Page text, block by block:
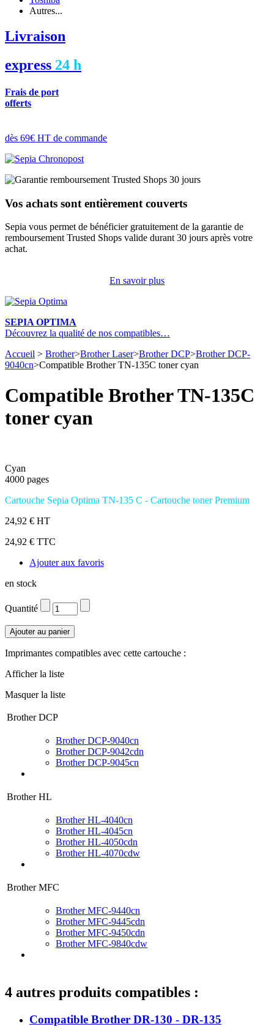
Autres...
Livraison
express 24 h
Frais de port
offerts
dès 69€ HT de commande
Vos achats sont entièrement couverts
Sepia vous permet de bénéficier gratuitement de la garantie de
remboursement Trusted Shops valide durant 30 jours après votre
achat.
En savoir plus
SEPIA OPTIMA
Découvrez la qualité de nos compatibles…
Accueil > Brother>Brother Laser>Brother DCP>Brother DCP-
9040cn>Compatible Brother TN-135C toner cyan
Compatible Brother TN-135C
toner cyan
Cyan
4000 pages
Cartouche Sepia Optima TN-135 C - Cartouche toner Premium
24,92 € HT
24,92 € TTC
Ajouter aux favoris
en stock
Quantité
Imprimantes compatibles avec cette cartouche :
Afficher la liste
Masquer la liste
Brother DCP
Brother DCP-9040cn
Brother DCP-9042cdn
Brother DCP-9045cn
Brother HL
Brother HL-4040cn
Brother HL-4045cn
Brother HL-4050cdn
Brother HL-4070cdw
Brother MFC
Brother MFC-9440cn
Brother MFC-9445cdn
Brother MFC-9450cdn
Brother MFC-9840cdw
4 autres produits compatibles :
Compatible Brother DR-130 - DR-135